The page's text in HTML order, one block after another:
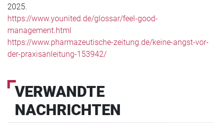
2025.
https://www.younited.de/glossar/feel-good-
management.html
https://www.pharmazeutische-zeitung.de/keine-angst-vor-
der-praxisanleitung-153942/
VERWANDTE
NACHRICHTEN